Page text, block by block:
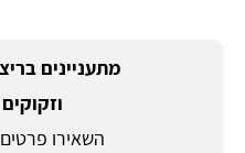
מתעניינים
השאירו